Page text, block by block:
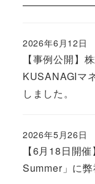
【事例公開】
KUSANAGIマ
しました。
Published
2026年6月12日
【6月18日開
Summer」に弊
Published
2026年5月26日